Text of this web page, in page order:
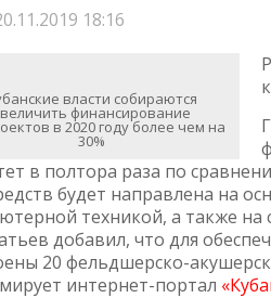
18:16
власти собираются
финансирование
в 2020 году более чем на
30%
в полтора раза по
будет направлена на
техникой, а также на
добавил, что для
20 фельдшерско-
интернет-портал